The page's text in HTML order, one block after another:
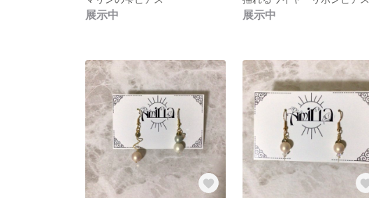
展示中 展示中